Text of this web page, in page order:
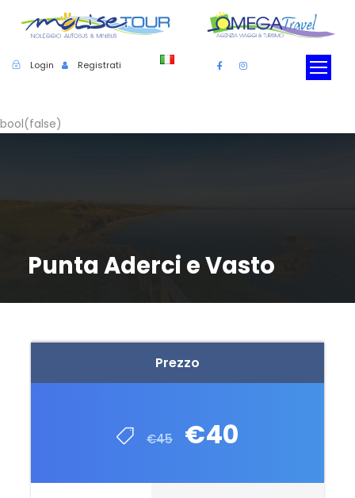
Login Registrati
bool(false)
Punta Aderci e Vasto
Prezzo
€45 €40